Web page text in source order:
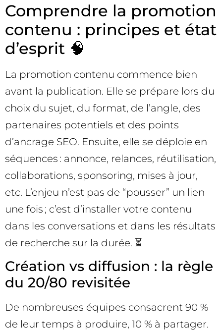
Comprendre la promotion
contenu : principes et état
d’esprit 🧠
La promotion contenu commence bien
avant la publication. Elle se prépare lors du
choix du sujet, du format, de l’angle, des
partenaires potentiels et des points
d’ancrage SEO. Ensuite, elle se déploie en
séquences : annonce, relances, réutilisation,
collaborations, sponsoring, mises à jour,
etc. L’enjeu n’est pas de “pousser” un lien
une fois ; c’est d’installer votre contenu
dans les conversations et dans les résultats
de recherche sur la durée. ⏳
Création vs diffusion : la règle
du 20/80 revisitée
De nombreuses équipes consacrent 90 %
de leur temps à produire, 10 % à partager.